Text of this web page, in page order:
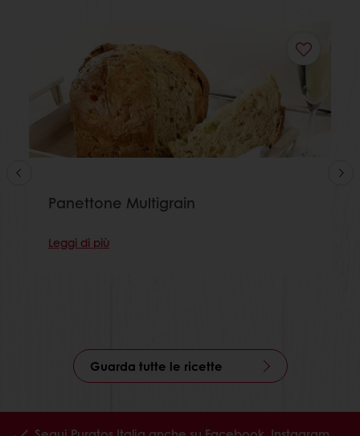
Panettone Multigrain
Leggi di più
Guarda tutte le ricette